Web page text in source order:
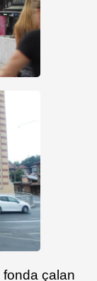
fonda çalan